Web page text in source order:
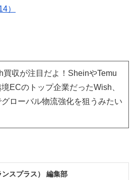
）
収が注目だよ！SheinやTemu
ECのトップ企業だったWish、
ローバル物流強化を狙うみたい
スプラス） 編集部